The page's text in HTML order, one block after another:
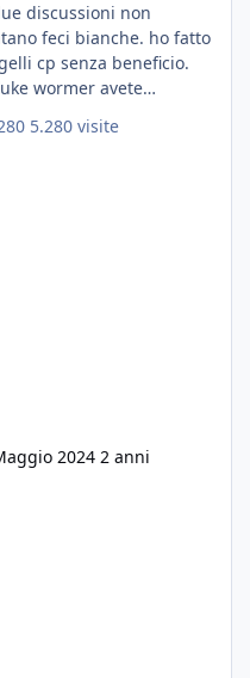
discussioni non
feci bianche. ho fatto
cp senza beneficio.
wormer avete
5.280 visite
2024 2 anni